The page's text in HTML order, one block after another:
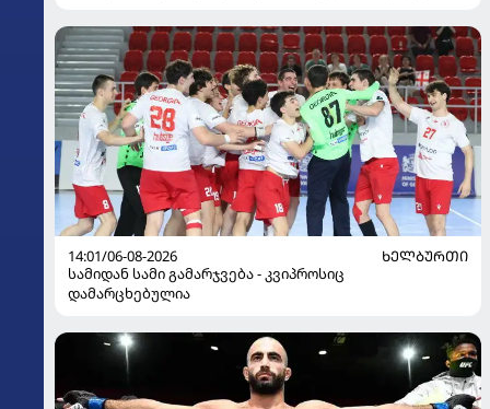
14:01/06-08-2026
ᲮᲔᲚᲑᲣᲠᲗᲘ
სამიდან სამი გამარჯვება - კვიპროსიც
დამარცხებულია